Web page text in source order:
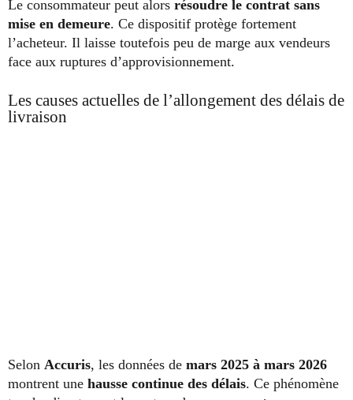
Le consommateur peut alors résoudre le contrat sans
mise en demeure. Ce dispositif protège fortement
l’acheteur. Il laisse toutefois peu de marge aux vendeurs
face aux ruptures d’approvisionnement.
Les causes actuelles de l’allongement des délais de
livraison
Selon Accuris, les données de mars 2025 à mars 2026
montrent une hausse continue des délais. Ce phénomène